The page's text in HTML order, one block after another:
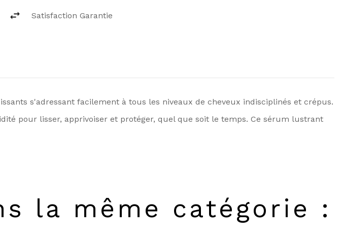
Satisfaction Garantie
s'adressant facilement à tous les niveaux de cheveux indisciplinés et crépus.
pour lisser, apprivoiser et protéger, quel que soit le temps. Ce sérum lustrant
la même catégorie :